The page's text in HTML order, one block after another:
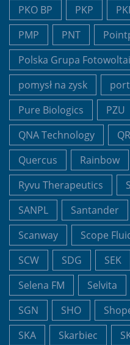
PKO BP
PKP
PMP
PNT
Polska Grupa
pomysł na zysk
Pure Biologics
PZU
QNA Technology
Quercus
Rainbow
Ryvu Therapeutics
SANPL
Santander
Scanway
Scope
SCW
SDG SEK
Selena FM
Selvita
SGN
SHO
SKA
Skarbiec